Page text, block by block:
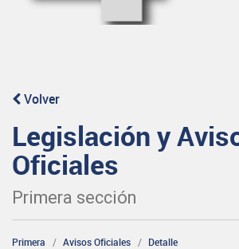
Volver
Legislación y
Oficiales
Primera sección
Primera Avisos Oficiales Detalle